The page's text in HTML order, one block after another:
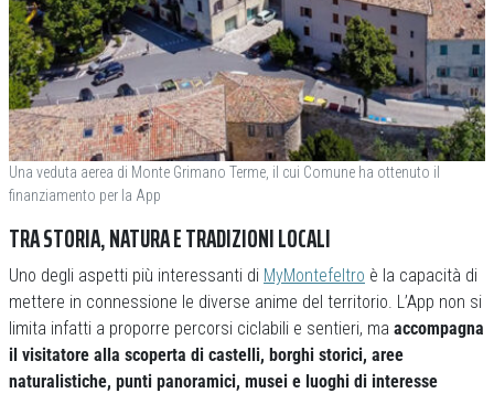
Una veduta aerea di Monte Grimano Terme, il cui Comune ha ottenuto il
finanziamento per la App
TRA STORIA, NATURA E TRADIZIONI LOCALI
Uno degli aspetti più interessanti di MyMontefeltro è la capacità di
mettere in connessione le diverse anime del territorio. L’App non si
limita infatti a proporre percorsi ciclabili e sentieri, ma accompagna
il visitatore alla scoperta di castelli, borghi storici, aree
naturalistiche, punti panoramici, musei e luoghi di interesse